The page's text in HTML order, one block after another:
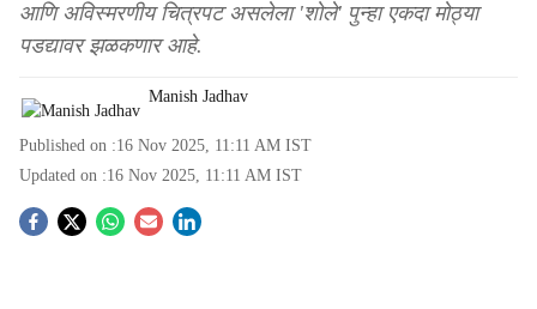
आणि अविस्मरणीय चित्रपट असलेला 'शोले' पुन्हा एकदा मोठ्या
पडद्यावर झळकणार आहे.
Manish Jadhav
Published on :16 Nov 2025, 11:11 AM IST
Updated on :16 Nov 2025, 11:11 AM IST
S